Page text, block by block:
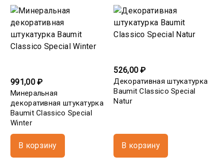
991,00 ₽
Минеральная
декоративная штукатурка
Baumit Classico Special
Winter
В корзину
526,00 ₽
Декоративная штукатурка
Baumit Classico Special
Natur
В корзину